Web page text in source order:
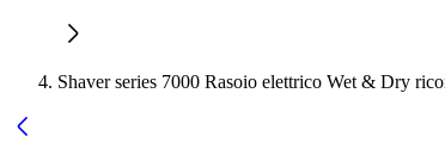
Shaver series 7000 Rasoio elettrico Wet & Dry